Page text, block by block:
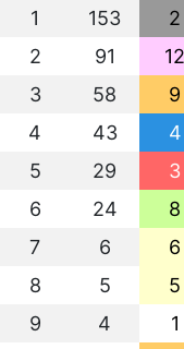
1 153 2
2
91 12
3
58 9
4
43 4
5
29 3
6
24 8
7
6 6
8
5 5
9
4 1